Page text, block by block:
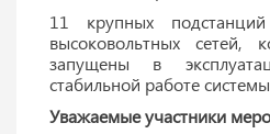
11 крупных
высоковольтных сетей,
запущены в
стабильной работе
Уважаемые участники